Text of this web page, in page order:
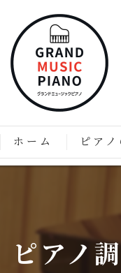
ホーム ピア
価格表
ピアノ